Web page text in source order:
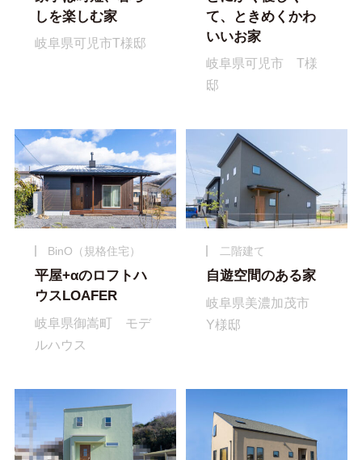
しを楽しむ家
岐阜県可児市T様邸
て、ときめくかわ
いいお家
岐阜県可児市 T様
邸
BinO（規格住宅）
平屋+αのロフトハ
ウスLOAFER
岐阜県御嵩町 モデ
ルハウス
二階建て
自遊空間のある家
岐阜県美濃加茂市
Y様邸